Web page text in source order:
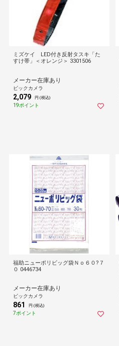
ミズケイ LED付き反射タスキ「た
すけ帯」＜オレンジ＞ 3301506
メーカー在庫あり
ビックカメラ
2,079 円 (税込)
19ポイント
福助ニューポリビッグ袋Ｎｏ６０?７
０ 0446734
メーカー在庫あり
ビックカメラ
861 円 (税込)
7ポイント